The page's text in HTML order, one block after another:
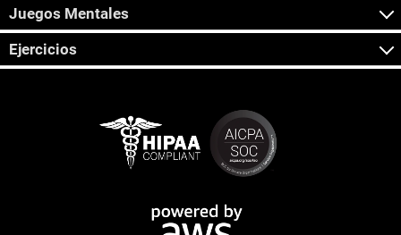
Juegos Mentales
Ejercicios